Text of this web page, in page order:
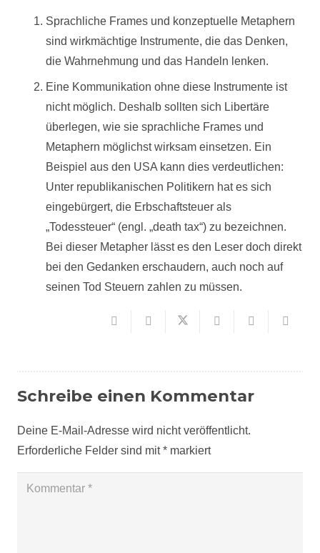
Sprachliche Frames und konzeptuelle Metaphern
sind wirkmächtige Instrumente, die das Denken,
die Wahrnehmung und das Handeln lenken.
Eine Kommunikation ohne diese Instrumente ist
nicht möglich. Deshalb sollten sich Libertäre
überlegen, wie sie sprachliche Frames und
Metaphern möglichst wirksam einsetzen. Ein
Beispiel aus den USA kann dies verdeutlichen:
Unter republikanischen Politikern hat es sich
eingebürgert, die Erbschaftsteuer als
„Todessteuer“ (engl. „death tax“) zu bezeichnen.
Bei dieser Metapher lässt es den Leser doch direkt
bei den Gedanken erschaudern, auch noch auf
seinen Tod Steuern zahlen zu müssen.
Schreibe einen Kommentar
Deine E-Mail-Adresse wird nicht veröffentlicht.
Erforderliche Felder sind mit* markiert